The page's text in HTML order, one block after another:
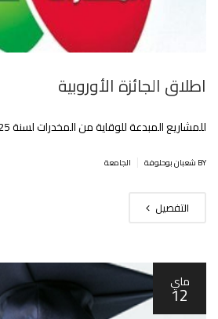
اطلاق الجائزة الأوروبية‎
للمشاريع المبدعة للوقاية من المخدرات لسنة 2025
BY شعبان بوحلوفة الجامعة
التفصيل
ماي
12